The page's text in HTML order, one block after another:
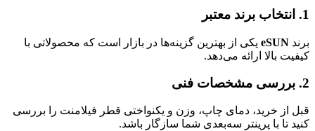
1. انتخاب برند معتبر
برند eSUN یکی از بهترین گزینه‌ها در بازار است که محصولاتی با
کیفیت بالا ارائه می‌دهد.
2. بررسی مشخصات فنی
قبل از خرید، دمای چاپ، وزن و یکنواختی قطر فیلامنت را بررسی
کنید تا با پرینتر سه‌بعدی شما سازگار باشد.